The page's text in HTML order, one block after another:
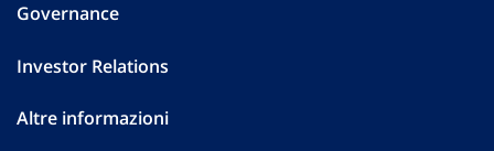
Governance
Investor Relations
Altre informazioni